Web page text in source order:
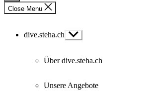
Close Menu
dive.steha.ch Show
sub
Über dive.steha.ch
Unsere Angebote